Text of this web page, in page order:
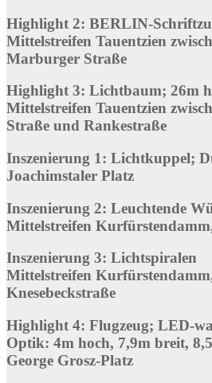
Highlight 2: BERLIN-
Mittelstreifen Tauentzien
Marburger Straße
Highlight 3: Lichtbaum; 26m
Mittelstreifen Tauentzien
Straße und Rankestraße
Inszenierung 1: Lichtkuppel;
Joachimstaler Platz
Inszenierung 2: Leuchtende
Mittelstreifen
Inszenierung 3: Lichtspiralen
Mittelstreifen
Knesebeckstraße
Highlight 4: Flugzeug; LED-
Optik: 4m hoch, 7,9m breit,
George Grosz-Platz